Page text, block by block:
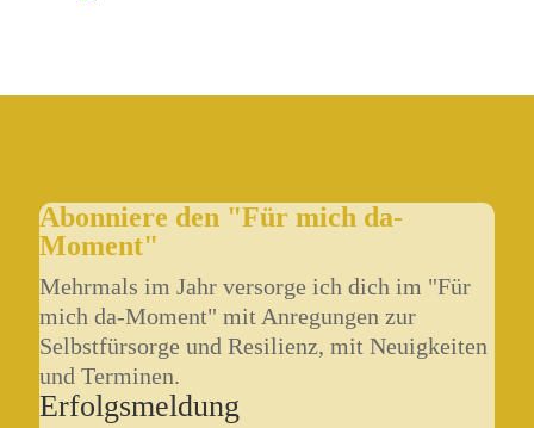
Abonniere den "Für mich da-
Moment"
Mehrmals im Jahr versorge ich dich im "Für
mich da-Moment" mit Anregungen zur
Selbstfürsorge und Resilienz, mit Neuigkeiten
und Terminen.
Erfolgsmeldung